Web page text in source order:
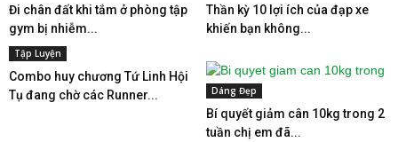
Đi chân đất khi tắm ở phòng tập
gym bị nhiễm...
Thần kỳ 10 lợi ích của đạp xe
khiến bạn không...
Tập Luyện
Combo huy chương Tứ Linh Hội
Tụ đang chờ các Runner...
Dáng Đẹp
Bí quyết giảm cân 10kg trong 2
tuần chị em đã...